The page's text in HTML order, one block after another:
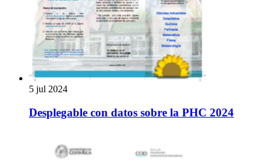
5 jul 2024
Desplegable con datos sobre la PHC 2024